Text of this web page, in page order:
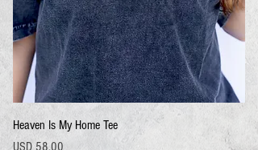
Heaven Is My Home Tee
Precio
USD 58.00